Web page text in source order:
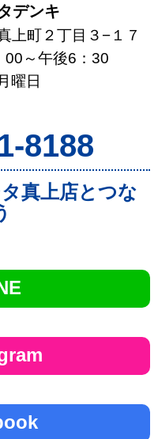
デンキ
上町２丁目３−１７
00～午後6：30
曜日
8188
真上店とつな